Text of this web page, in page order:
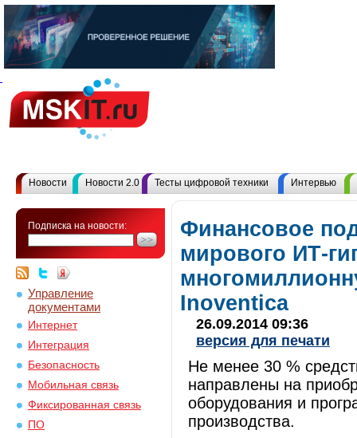
Новости Новости 2.0 Тесты цифровой техники Интервью
Подписка на новости:
Управление
документами
Интернет
Интеграция
Безопасность
Мобильная связь
Фиксированная связь
ПО
Финансовое
мирового ИТ-
Inoventica
26.09.2014 09:36
версия для печати
Не менее 30 %
направлены на
оборудования и
производства.